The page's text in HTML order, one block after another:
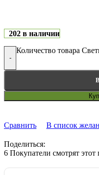
202 в наличии
-
Количество товара
Сравнить В список
Поделиться:
6 Покупатели смотрят этот